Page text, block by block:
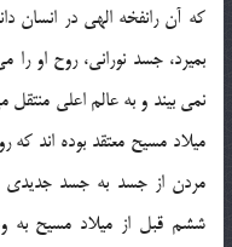
كه آن رانفخه الهي در انسان
بميرد، جسد نوراني، روح او
ميلاد مسيح معتقد بوده اند
ششم قبل از ميلاد مسيح به